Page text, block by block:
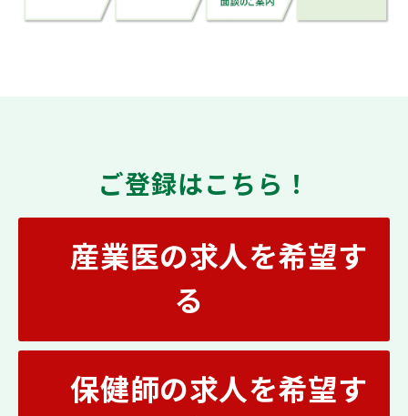
ご登録はこちら！
産業医の求人を希望す
る
保健師の求人を希望す